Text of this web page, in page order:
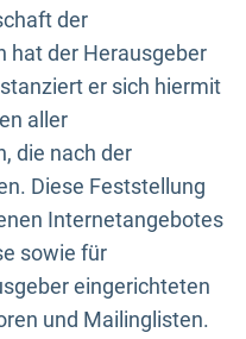
der
hat der Herausgeber
er sich hiermit
aller
die nach der
Diese Feststellung
Internetangebotes
sowie für
eingerichteten
und Mailinglisten.